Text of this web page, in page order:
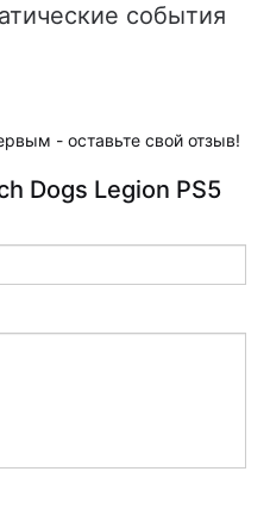
события
- оставьте свой отзыв!
Dogs Legion PS5